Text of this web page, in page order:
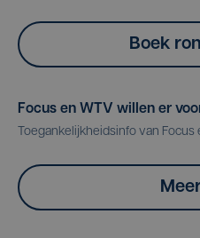
Boek
Focus en WTV willen er
Toegankelijkheidsinfo van Focus